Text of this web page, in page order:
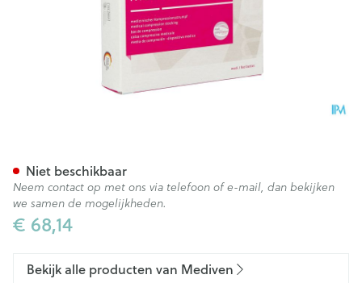
€ 68,14
Niet beschikbaar
Neem contact op met ons via telefoon of e-mail, dan bekijken
we samen de mogelijkheden.
Bekijk alle producten van Mediven